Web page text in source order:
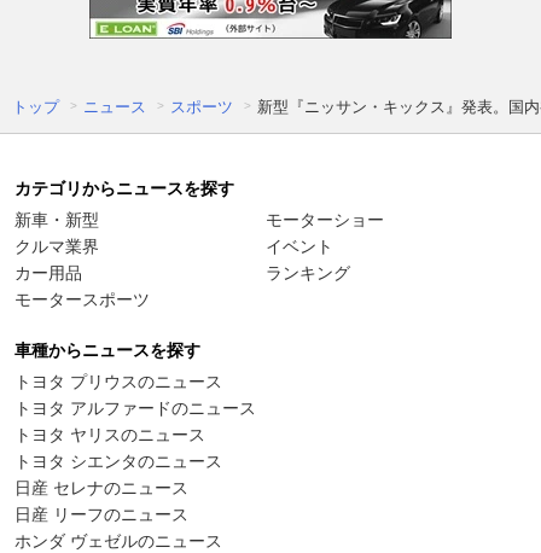
トップ ニュース スポーツ 新型『ニッサン・キックス』発表。国
カテゴリからニュースを探す
新車・新型
クルマ業界
カー用品
モータースポーツ
モーターショー
イベント
ランキング
車種からニュースを探す
トヨタ プリウスのニュース
トヨタ アルファードのニュース
トヨタ ヤリスのニュース
トヨタ シエンタのニュース
日産 セレナのニュース
日産 リーフのニュース
ホンダ ヴェゼルのニュース